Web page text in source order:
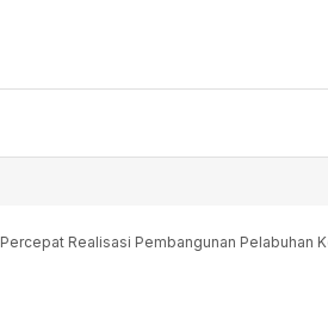
Realisasi Pembangunan Pelabuhan